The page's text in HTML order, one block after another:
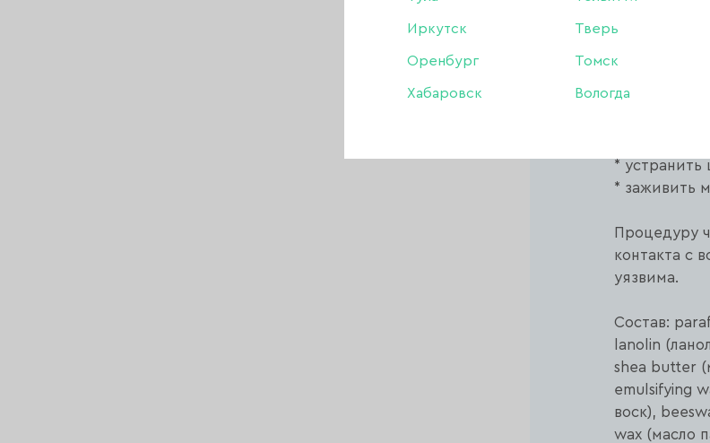
Иркутск Тверь
Оренбург Томск
Хабаровск Вологда
Действие
Это
*
* заживить
Процедуру
контакта с
уязвима.
Состав:
lanolin
shea butter
emulsifying
воск),
wax (масло